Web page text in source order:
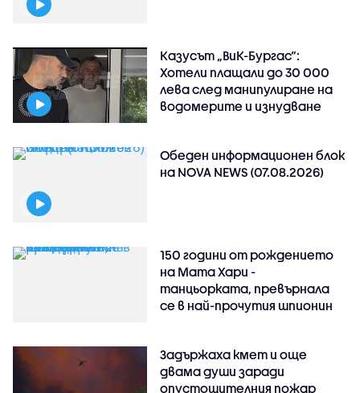
Казусът „ВиК-Бургас“:
Хотели плащали до 30 000
лева след манипулиране на
водомерите и изнудване
Обеден информационен блок
на NOVA NEWS (07.08.2026)
150 години от рождението
на Мата Хари -
танцьорката, превърнала
се в най-прочутия шпионин
Задържаха кмет и още
двама души заради
опустошителния пожар